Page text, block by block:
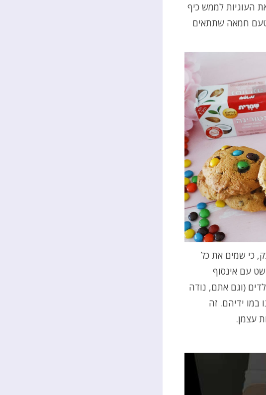
העוגיות לממש כיף
חמאה שתתאים
כי שמים את כל
עם אינסוף
(וגם אתם, נודה
במו ידיהם. זה
עצמן.